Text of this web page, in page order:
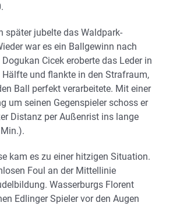
später jubelte das Waldpark-
war es ein Ballgewinn nach
Cicek eroberte das Leder in
Hälfte und flankte in den Strafraum,
Ball perfekt verarbeitete. Mit einer
um seinen Gegenspieler schoss er
Distanz per Außenrist ins lange
kam es zu einer hitzigen Situation.
Foul an der Mittellinie
Wasserburgs Florent
Edlinger Spieler vor den Augen